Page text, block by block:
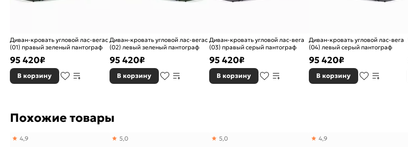
Коллекция:
Лас-Вегас
Расположение угла:
Правый
Наличие подлокотников:
С подлокотниками
Бренд:
Диван-кровать угловой лас-вегас
(01) правый зеленый пантограф
95 420₽
В корзину
Диван-кровать угловой лас-вегас
(02) левый зеленый пантограф
95 420₽
В корзину
Диван-кровать угловой лас-вега
(03) правый серый пантограф
95 420₽
В корзину
Диван-кровать угловой лас-вега
(04) левый серый пантограф
95 420₽
В корзину
Похожие товары
4,9 5,0 5,0 4,9